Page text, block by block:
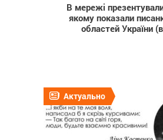
В мережі
якому показали
областей України
Актуально